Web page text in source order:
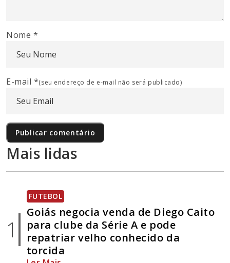
Nome *
E-mail *(seu endereço de e-mail não será publicado)
Mais lidas
1
FUTEBOL
Goiás negocia venda de Diego Caito
para clube da Série A e pode
repatriar velho conhecido da
torcida